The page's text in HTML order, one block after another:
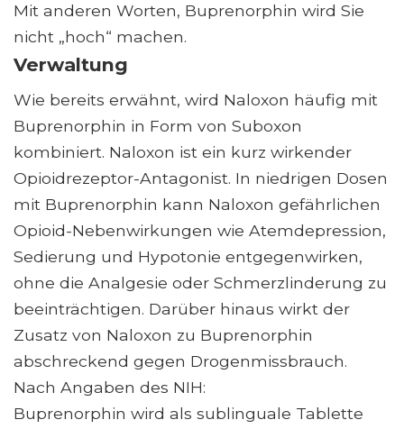
Mit anderen Worten, Buprenorphin wird Sie
nicht „hoch“ machen.
Verwaltung
Wie bereits erwähnt, wird Naloxon häufig mit
Buprenorphin in Form von Suboxon
kombiniert. Naloxon ist ein kurz wirkender
Opioidrezeptor-Antagonist. In niedrigen Dosen
mit Buprenorphin kann Naloxon gefährlichen
Opioid-Nebenwirkungen wie Atemdepression,
Sedierung und Hypotonie entgegenwirken,
ohne die Analgesie oder Schmerzlinderung zu
beeinträchtigen. Darüber hinaus wirkt der
Zusatz von Naloxon zu Buprenorphin
abschreckend gegen Drogenmissbrauch.
Nach Angaben des NIH:
Buprenorphin wird als sublinguale Tablette